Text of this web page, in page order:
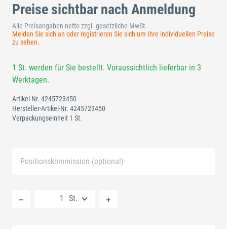
Preise sichtbar nach Anmeldung
Alle Preisangaben netto zzgl. gesetzliche MwSt.
Melden Sie sich an oder registrieren Sie sich um Ihre individuellen Preise
zu sehen.
1 St. werden für Sie bestellt. Voraussichtlich lieferbar in 3
Werktagen.
Artikel-Nr. 4245723450
Hersteller-Artikel-Nr. 4245723450
Verpackungseinheit 1 St.
Positionskommission (optional)
St.